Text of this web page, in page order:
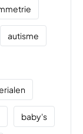
autisme
baby's